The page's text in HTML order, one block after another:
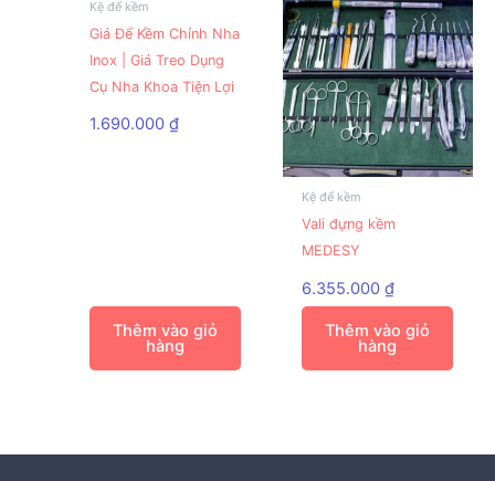
Kệ để kềm
Giá Để Kềm Chỉnh Nha
Inox | Giá Treo Dụng
Cụ Nha Khoa Tiện Lợi
1.690.000₫
Thêm vào giỏ
hàng
Kệ để kềm
Vali đựng kềm
MEDESY
6.355.000₫
Thêm vào giỏ
hàng